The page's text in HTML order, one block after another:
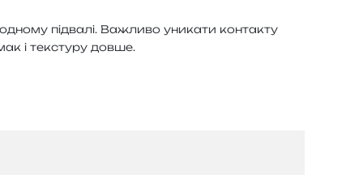
під­ва­лі. Важливо уни­ка­ти кон­та­кту
і текс­ту­ру довше.